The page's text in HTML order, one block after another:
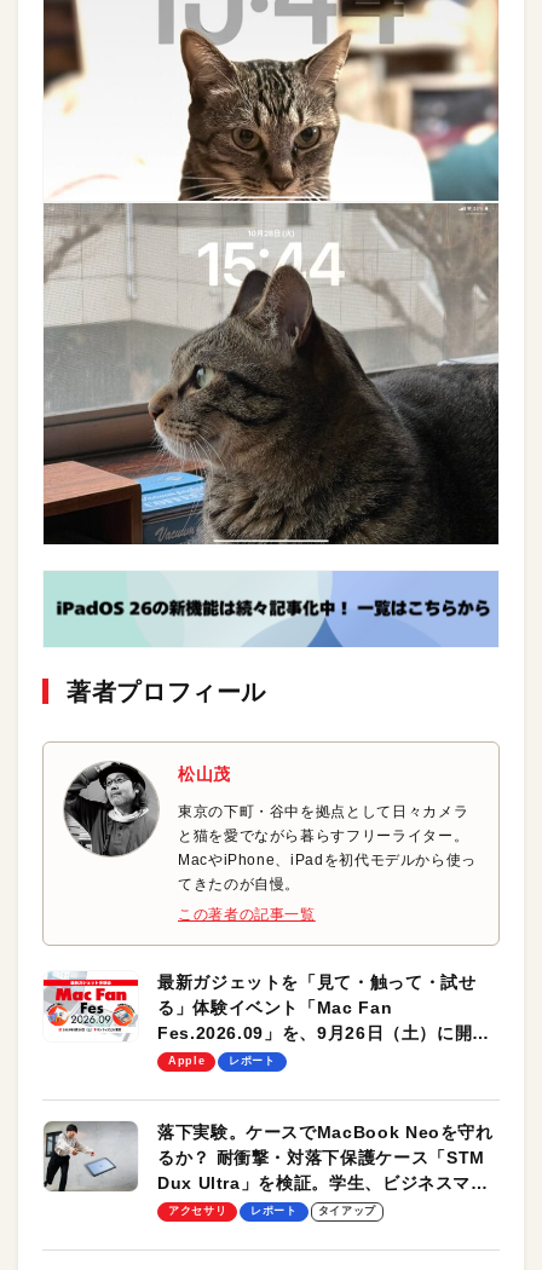
著者プロフィール
松山茂
東京の下町・谷中を拠点として日々カメラ
と猫を愛でながら暮らすフリーライター。
MacやiPhone、iPadを初代モデルから使っ
てきたのが自慢。
この著者の記事一覧
最新ガジェットを「見て・触って・試せ
る」体験イベント「Mac Fan
Fes.2026.09」を、9月26日（土）に開催
します！
Apple レポート
落下実験。ケースでMacBook Neoを守れ
るか？ 耐衝撃・対落下保護ケース「STM
Dux Ultra」を検証。学生、ビジネスマン
のモバイルユースに最適！
アクセサリ レポート タイアップ